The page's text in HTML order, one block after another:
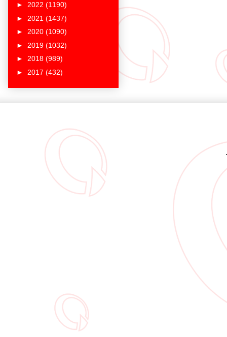
► 2022 (1190)
► 2021 (1437)
► 2020 (1090)
► 2019 (1032)
► 2018 (989)
► 2017 (432)